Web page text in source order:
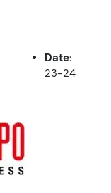
Date:
23-24